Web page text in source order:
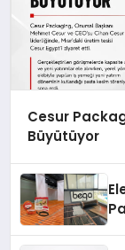
Cesur
Büyütüyor